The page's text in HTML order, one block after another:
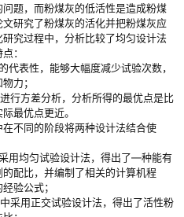
题，而粉煤灰的低活性是造成粉煤
研究了粉煤灰的活化并把粉煤灰应
究过程中，分析比较了均匀设计法
：
表性，能够大幅度减少试验次数，
力；
行方差分析，分析所得的最优点是比
最优点更近。
不同的阶段将两种设计法结合使
用均匀试验设计法，得出了—种能有
配比，并编制了相关的计算机程
验公式；
采用正交试验设计法，得出了活性粉